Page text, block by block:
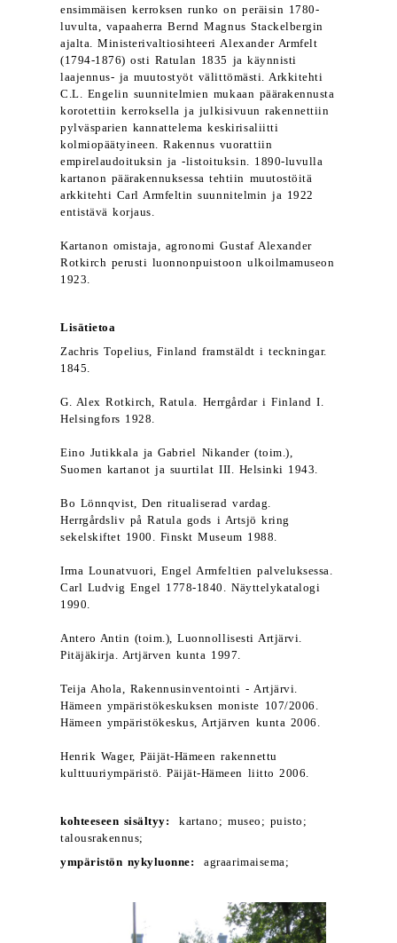
ensimmäisen kerroksen runko on peräisin 1780-
luvulta, vapaaherra Bernd Magnus Stackelbergin
ajalta. Ministerivaltiosihteeri Alexander Armfelt
(1794-1876) osti Ratulan 1835 ja käynnisti
laajennus- ja muutostyöt välittömästi. Arkkitehti
C.L. Engelin suunnitelmien mukaan päärakennusta
korotettiin kerroksella ja julkisivuun rakennettiin
pylväsparien kannattelema keskirisaliitti
kolmiopäätyineen. Rakennus vuorattiin
empirelaudoituksin ja -listoituksin. 1890-luvulla
kartanon päärakennuksessa tehtiin muutostöitä
arkkitehti Carl Armfeltin suunnitelmin ja 1922
entistävä korjaus.
Kartanon omistaja, agronomi Gustaf Alexander
Rotkirch perusti luonnonpuistoon ulkoilmamuseon
1923.
Lisätietoa
Zachris Topelius, Finland framstäldt i teckningar.
1845.
G. Alex Rotkirch, Ratula. Herrgårdar i Finland I.
Helsingfors 1928.
Eino Jutikkala ja Gabriel Nikander (toim.),
Suomen kartanot ja suurtilat III. Helsinki 1943.
Bo Lönnqvist, Den ritualiserad vardag.
Herrgårdsliv på Ratula gods i Artsjö kring
sekelskiftet 1900. Finskt Museum 1988.
Irma Lounatvuori, Engel Armfeltien palveluksessa.
Carl Ludvig Engel 1778-1840. Näyttelykatalogi
1990.
Antero Antin (toim.), Luonnollisesti Artjärvi.
Pitäjäkirja. Artjärven kunta 1997.
Teija Ahola, Rakennusinventointi - Artjärvi.
Hämeen ympäristökeskuksen moniste 107/2006.
Hämeen ympäristökeskus, Artjärven kunta 2006.
Henrik Wager, Päijät-Hämeen rakennettu
kulttuuriympäristö. Päijät-Hämeen liitto 2006.
kohteeseen sisältyy: kartano; museo; puisto;
talousrakennus;
ympäristön nykyluonne: agraarimaisema;